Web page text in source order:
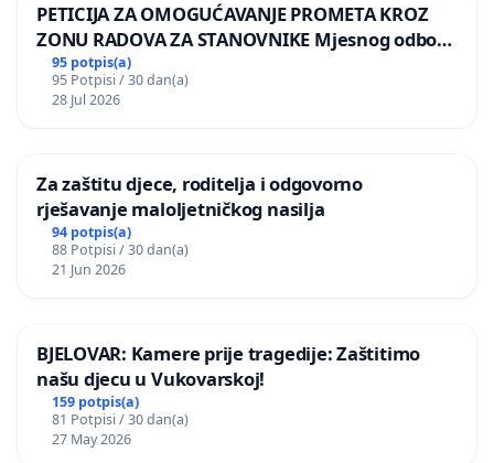
PETICIJA ZA OMOGUĆAVANJE PROMETA KROZ
ZONU RADOVA ZA STANOVNIKE Mjesnog odbora
Kamensko i Lemić Brdo
95 potpis(a)
95 Potpisi / 30 dan(a)
28 Jul 2026
Za zaštitu djece, roditelja i odgovorno
rješavanje maloljetničkog nasilja
94 potpis(a)
88 Potpisi / 30 dan(a)
21 Jun 2026
BJELOVAR: Kamere prije tragedije: Zaštitimo
našu djecu u Vukovarskoj!
159 potpis(a)
81 Potpisi / 30 dan(a)
27 May 2026